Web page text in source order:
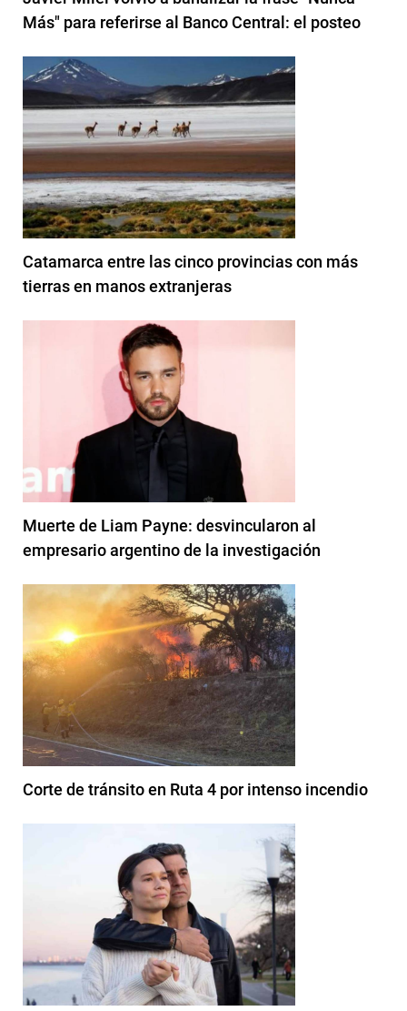
Más" para referirse al Banco Central: el posteo
Catamarca entre las cinco provincias con más
tierras en manos extranjeras
Muerte de Liam Payne: desvincularon al
empresario argentino de la investigación
Corte de tránsito en Ruta 4 por intenso incendio